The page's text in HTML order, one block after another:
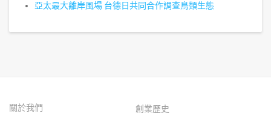
亞太最大離岸風場 台德日共同合作調查鳥類生態
關於我們 創業歷史